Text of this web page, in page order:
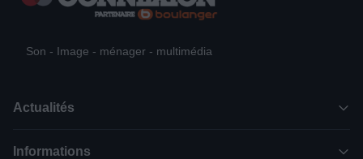
Son - Image - ménager - multimédia
Actualités
Informations